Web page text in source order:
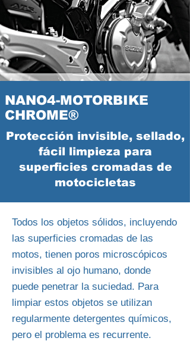
NANO4-MOTORBIKE
CHROME®
Protección invisible, sellado,
fácil limpieza para
superficies cromadas de
motocicletas
Todos los objetos sólidos, incluyendo
las superficies cromadas de las
motos, tienen poros microscópicos
invisibles al ojo humano, donde
puede penetrar la suciedad. Para
limpiar estos objetos se utilizan
regularmente detergentes químicos,
pero el problema es recurrente.